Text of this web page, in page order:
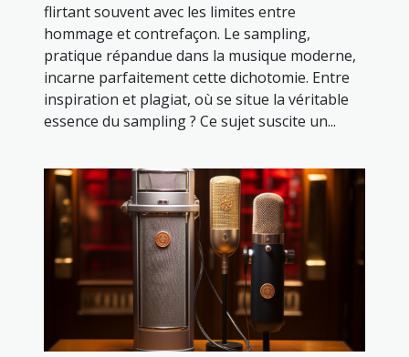
flirtant souvent avec les limites entre
hommage et contrefaçon. Le sampling,
pratique répandue dans la musique moderne,
incarne parfaitement cette dichotomie. Entre
inspiration et plagiat, où se situe la véritable
essence du sampling ? Ce sujet suscite un...